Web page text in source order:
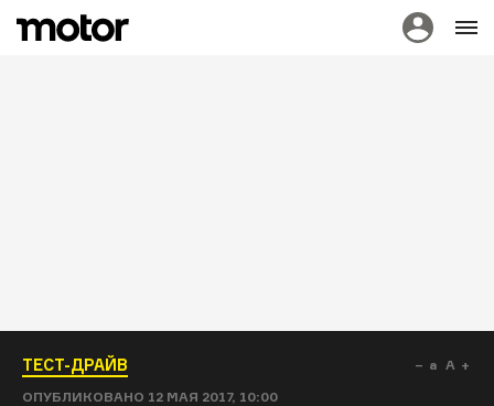
ТЕСТ-ДРАЙВ
ОПУБЛИКОВАНО 12 МАЯ 2017, 10:00
a A